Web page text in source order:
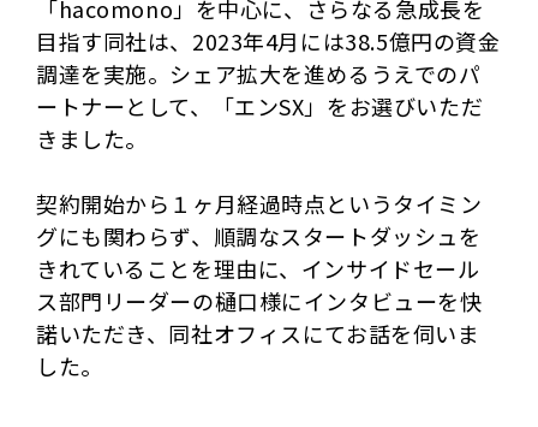
「hacomono」を中心に、さらなる急成長を
目指す同社は、2023年4月には38.5億円の資金
調達を実施。シェア拡大を進めるうえでのパ
ートナーとして、「エンSX」をお選びいただ
きました。
契約開始から１ヶ月経過時点というタイミン
グにも関わらず、順調なスタートダッシュを
きれていることを理由に、インサイドセール
ス部門リーダーの樋口様にインタビューを快
諾いただき、同社オフィスにてお話を伺いま
した。